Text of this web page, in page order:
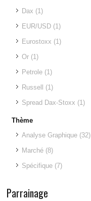
Dax (1)
EUR/USD (1)
Eurostoxx (1)
Or (1)
Petrole (1)
Russell (1)
Spread Dax-Stoxx (1)
Thème
Analyse Graphique (32)
Marché (8)
Spécifique (7)
Parrainage